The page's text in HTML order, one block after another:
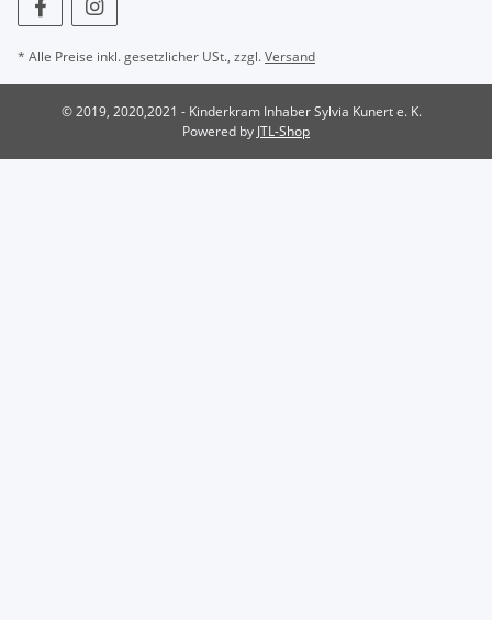
* Alle Preise inkl. gesetzlicher USt., zzgl.Versand
© 2019, 2020,2021 - Kinderkram Inhaber Sylvia Kunert e. K.
Powered by JTL-Shop